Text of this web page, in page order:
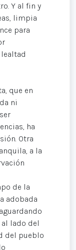
Y al fin y
limpia
para
que en
ni
ha
Otra
a la
de la
adobada
lado del
del pueblo